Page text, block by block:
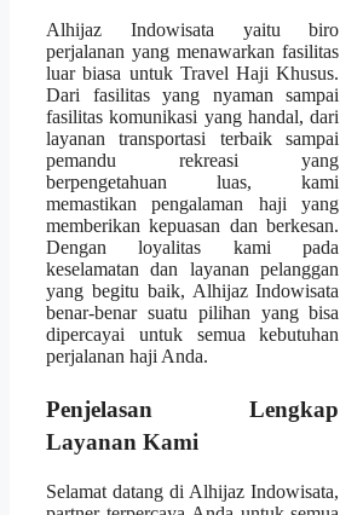
Alhijaz Indowisata yaitu biro
perjalanan yang menawarkan fasilitas
luar biasa untuk Travel Haji Khusus.
Dari fasilitas yang nyaman sampai
fasilitas komunikasi yang handal, dari
layanan transportasi terbaik sampai
pemandu rekreasi yang
berpengetahuan luas, kami
memastikan pengalaman haji yang
memberikan kepuasan dan berkesan.
Dengan loyalitas kami pada
keselamatan dan layanan pelanggan
yang begitu baik, Alhijaz Indowisata
benar-benar suatu pilihan yang bisa
dipercayai untuk semua kebutuhan
perjalanan haji Anda.
Penjelasan Lengkap
Layanan Kami
Selamat datang di Alhijaz Indowisata,